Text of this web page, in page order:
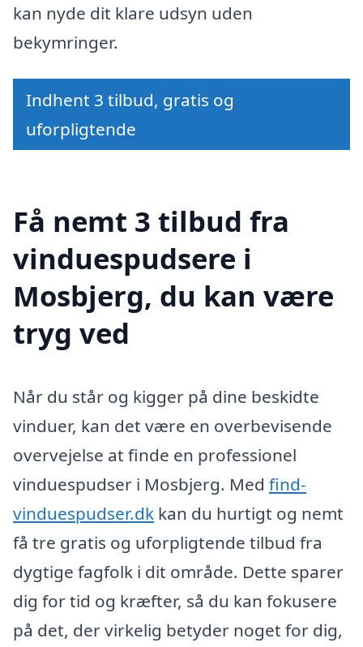
kan nyde dit klare udsyn uden
bekymringer.
Indhent 3 tilbud, gratis og
uforpligtende
Få nemt 3 tilbud fra
vinduespudsere i
Mosbjerg, du kan være
tryg ved
Når du står og kigger på dine beskidte
vinduer, kan det være en overbevisende
overvejelse at finde en professionel
vinduespudser i Mosbjerg. Med find-
vinduespudser.dk kan du hurtigt og nemt
få tre gratis og uforpligtende tilbud fra
dygtige fagfolk i dit område. Dette sparer
dig for tid og kræfter, så du kan fokusere
på det, der virkelig betyder noget for dig,